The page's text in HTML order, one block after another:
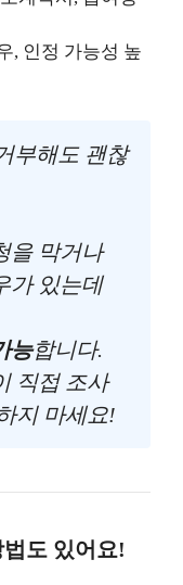
, 인정 가능성 높
부해도 괜찮
을 막거나
가 있는데
능합니다.
직접 조사
지 마세요!
도 있어요!